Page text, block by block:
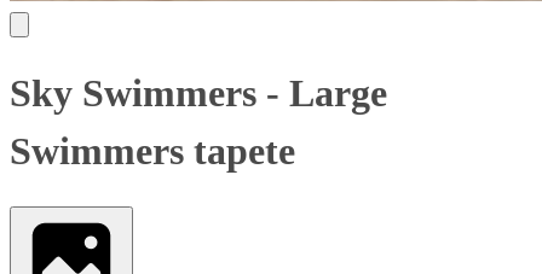
Sky Swimmers - Large
Swimmers tapete